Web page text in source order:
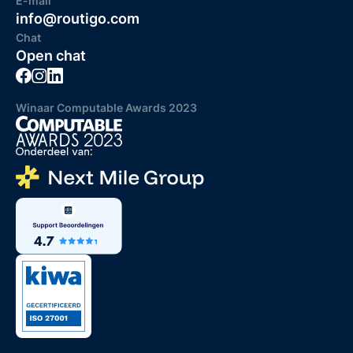
info@routigo.com
Chat
Open chat
Winaar Computable Awards 2023